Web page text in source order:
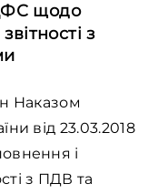
щодо
з
Наказом
від 23.03.2018
і
з ПДВ та